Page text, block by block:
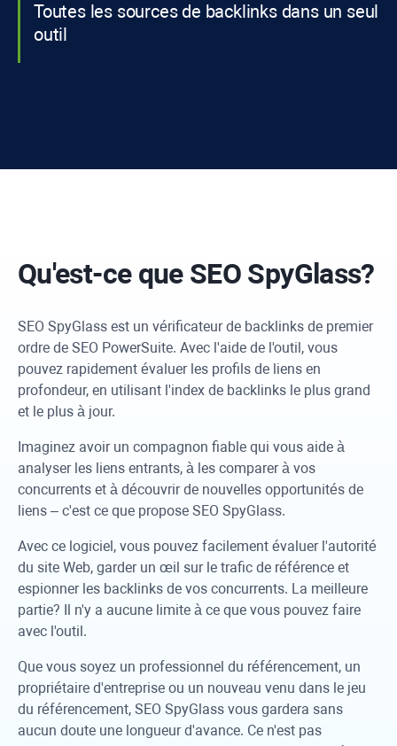
Toutes les sources de backlinks dans un seul
outil
Qu'est-ce que SEO SpyGlass?
SEO SpyGlass est un vérificateur de backlinks de premier
ordre de SEO PowerSuite. Avec l'aide de l'outil, vous
pouvez rapidement évaluer les profils de liens en
profondeur, en utilisant l'index de backlinks le plus grand
et le plus à jour.
Imaginez avoir un compagnon fiable qui vous aide à
analyser les liens entrants, à les comparer à vos
concurrents et à découvrir de nouvelles opportunités de
liens – c'est ce que propose SEO SpyGlass.
Avec ce logiciel, vous pouvez facilement évaluer l'autorité
du site Web, garder un œil sur le trafic de référence et
espionner les backlinks de vos concurrents. La meilleure
partie? Il n'y a aucune limite à ce que vous pouvez faire
avec l'outil.
Que vous soyez un professionnel du référencement, un
propriétaire d'entreprise ou un nouveau venu dans le jeu
du référencement, SEO SpyGlass vous gardera sans
aucun doute une longueur d'avance. Ce n'est pas